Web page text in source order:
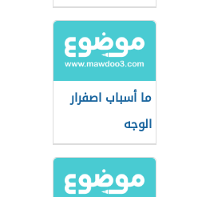
ما أسباب اصفرار
الوجه